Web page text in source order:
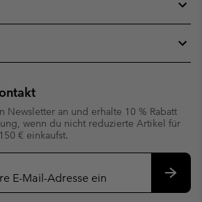
Newsletter an und erhalte 10 % Rabatt
wenn du nicht reduzierte Artikel für
€ einkaufst.